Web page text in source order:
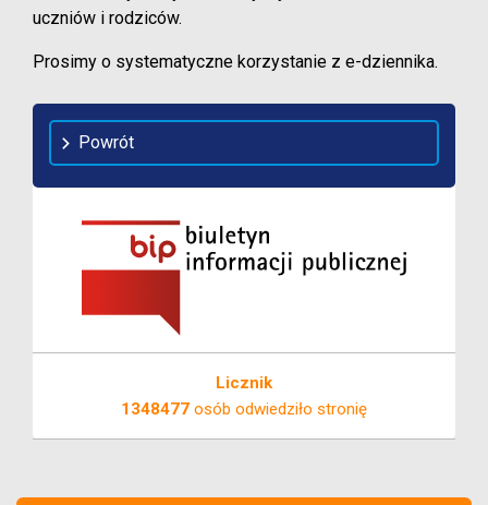
uczniów i rodziców.
Prosimy o systematyczne korzystanie z e-dziennika.
Powrót
Licznik
1348477 osób odwiedziło stronię